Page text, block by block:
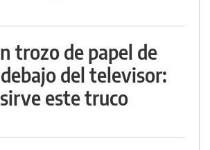
trozo de papel de
del televisor:
este truco